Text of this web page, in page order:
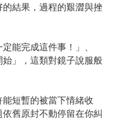
結果，過程的艱澀與挫
能完成這件事！」、
始」，這類對鏡子說服般
短暫的被當下情緒收
舊原封不動停留在你糾